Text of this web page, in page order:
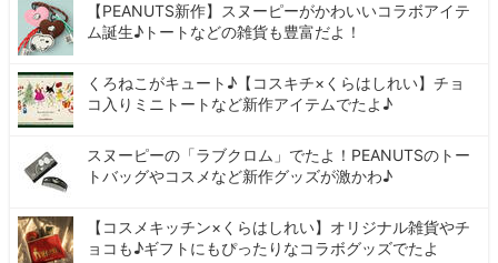
【PEANUTS新作】スヌーピーがかわいいコラボアイテ
ム誕生♪トートなどの雑貨も豊富だよ！
くろねこがキュート♪【コスキチ×くらはしれい】チョ
コ入りミニトートなど新作アイテムでたよ♪
スヌーピーの「ラブクロム」でたよ！PEANUTSのトー
トバッグやコスメなど新作グッズが激かわ♪
【コスメキッチン×くらはしれい】オリジナル雑貨やチ
ョコも♪ギフトにもぴったりなコラボグッズでたよ